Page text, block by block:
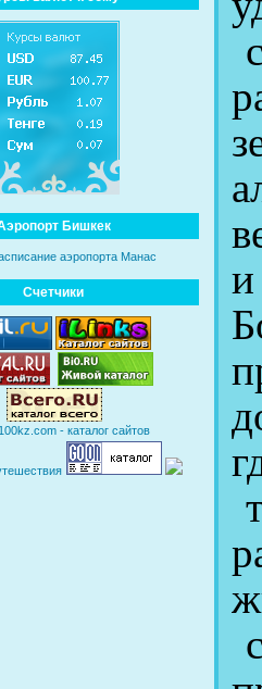
Бишкек
аэропорта Манас
Счетчики